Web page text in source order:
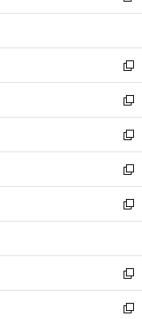
開
ウ
開
く
ン
ウ
で
開
く
ウ
ン
ド
ウ
で
開
く
し
ウ
ィ
ン
ド
ウ
で
開
く
新
し
い
ウ
ィ
ン
ド
ウ
で
開
新
し
い
ウ
ィ
ン
ド
ウ
開
く
新
し
い
ウ
ィ
ン
ウ
で
開
く
新
し
い
ウ
ン
ド
ウ
で
新
し
ウ
ィ
ン
ド
新
し
い
新